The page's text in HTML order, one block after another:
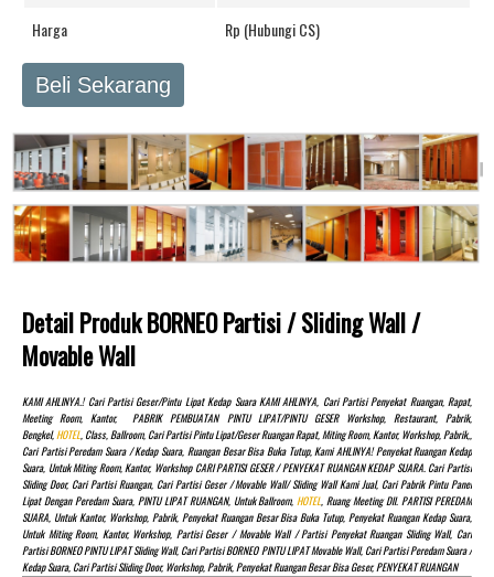
Harga
Rp (Hubungi CS)
Beli Sekarang
Detail Produk BORNEO Partisi / Sliding Wall /
Movable Wall
KAMI AHLINYA.! Cari Partisi Geser/pintu Lipat Kedap Suara KAMI AHLINYA, Cari Partisi Penyekat Ruangan, Rapat,
Meeting Room, Kantor, PABRIK PEMBUATAN PINTU LIPAT/PINTU GESER Workshop, Restaurant, Pabrik,
Bengkel,HOTEL, Class, Ballroom, Cari Partisi Pintu Lipat/Geser Ruangan Rapat, Miting Room, Kantor, Workshop, Pabrik,,
Cari Partisi Peredam Suara / Kedap Suara, Ruangan Besar Bisa Buka Tutup, Kami AHLINYA! Penyekat Ruangan Kedap
Suara, Untuk Miting Room, Kantor, Workshop CARI PARTISI GESER / PENYEKAT RUANGAN KEDAP SUARA. Cari Partisi
Sliding Door, Cari Partisi Ruangan, Cari Partisi Geser / Movable Wall/ Sliding Wall Kami Jual, Cari Pabrik Pintu Panel
Lipat Dengan Peredam Suara, PINTU LIPAT RUANGAN, Untuk Ballroom,HOTEL, Ruang Meeting Dll. PARTISI PEREDAM
SUARA, Untuk Kantor, Workshop, Pabrik, Penyekat Ruangan Besar Bisa Buka Tutup, Penyekat Ruangan Kedap Suara,
Untuk Miting Room, Kantor, Workshop, Partisi Geser / Movable Wall / Partisi Penyekat Ruangan Sliding Wall, Cari
Partisi BORNEO PINTU LIPAT Sliding Wall, Cari Partisi BORNEO PINTU LIPAT Movable Wall, Cari Partisi Peredam Suara /
Kedap Suara, Cari Partisi Sliding Door, Workshop, Pabrik, Penyekat Ruangan Besar Bisa Geser, PENYEKAT RUANGAN